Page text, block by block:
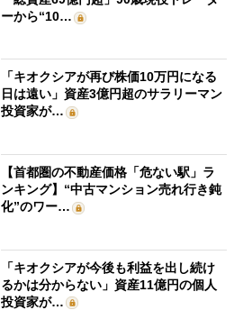
ーから“10…
「キオクシアが再び株価10万円になる
日は遠い」資産3億円超のサラリーマン
投資家が…
【首都圏の不動産価格「危ない駅」ラ
ンキング】“中古マンション売れ行き鈍
化”のワー…
「キオクシアが今後も利益を出し続け
るかは分からない」資産11億円の個人
投資家が…